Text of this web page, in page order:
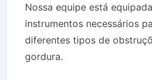
Nossa equipe está
instrumentos necessários
diferentes tipos de
gordura.